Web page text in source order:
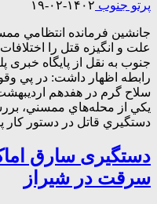
پرتو جنوب ۱۴۰۲-۰۲-۱۹
جانشين فرمانده انتظامي
علت و انگيزه قتل را
جنوب به نقل از پایگاه
رابطه اظهار داشت: در پي
سلاح گرم در هفدهم
يكي از محله‌هاي ممسني،
دستگيري قاتل در دستور
سرقت در شیراز